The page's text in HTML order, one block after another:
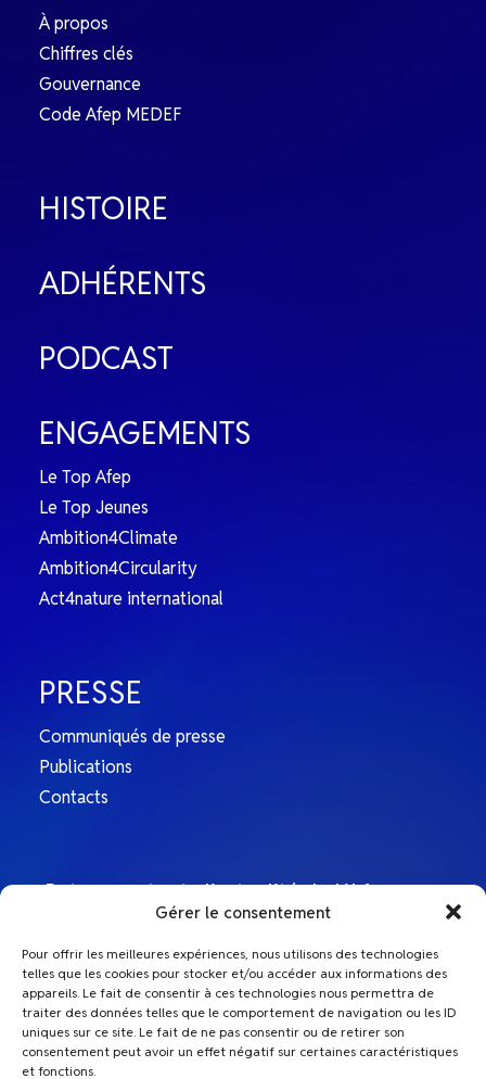
Gérer le consentement
Pour offrir les meilleures expériences, nous utilisons des technologies
telles que les cookies pour stocker et/ou accéder aux informations des
appareils. Le fait de consentir à ces technologies nous permettra de
traiter des données telles que le comportement de navigation ou les ID
uniques sur ce site. Le fait de ne pas consentir ou de retirer son
consentement peut avoir un effet négatif sur certaines caractéristiques
et fonctions.
À propos
Chiffres clés
Gouvernance
Code Afep MEDEF
HISTOIRE
ADHÉRENTS
PODCAST
ENGAGEMENTS
Le Top Afep
Le Top Jeunes
Ambition4Climate
Ambition4Circularity
Act4nature international
PRESSE
Communiqués de presse
Publications
Contacts
Retrouvez toute l’actualité de L’Afep sur
L'Afep
Le Top Afep